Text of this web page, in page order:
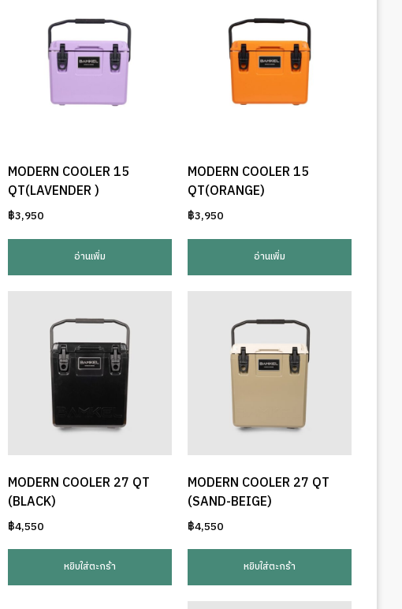
MODERN COOLER 15
QT(LAVENDER )
฿3,950
อ่านเพิ่ม
MODERN COOLER 15
QT(ORANGE)
฿3,950
อ่านเพิ่ม
MODERN COOLER 27 QT
(BLACK)
฿4,550
หยิบใส่ตะกร้า
MODERN COOLER 27 QT
(SAND-BEIGE)
฿4,550
หยิบใส่ตะกร้า